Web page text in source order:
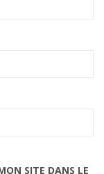
SITE DANS LE